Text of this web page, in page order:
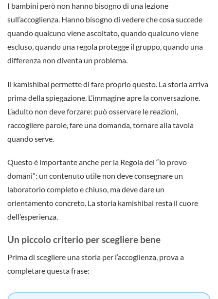
I bambini però non hanno bisogno di una lezione
sull’accoglienza. Hanno bisogno di vedere che cosa succede
quando qualcuno viene ascoltato, quando qualcuno viene
escluso, quando una regola protegge il gruppo, quando una
differenza non diventa un problema.
Il kamishibai permette di fare proprio questo. La storia arriva
prima della spiegazione. L’immagine apre la conversazione.
L’adulto non deve forzare: può osservare le reazioni,
raccogliere parole, fare una domanda, tornare alla tavola
quando serve.
Questo è importante anche per la Regola del “lo provo
domani”: un contenuto utile non deve consegnare un
laboratorio completo e chiuso, ma deve dare un
orientamento concreto. La storia kamishibai resta il cuore
dell’esperienza.
Un piccolo criterio per scegliere bene
Prima di scegliere una storia per l’accoglienza, prova a
completare questa frase: